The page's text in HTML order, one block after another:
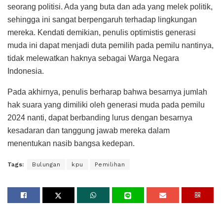
seorang politisi. Ada yang buta dan ada yang melek politik,
sehingga ini sangat berpengaruh terhadap lingkungan
mereka. Kendati demikian, penulis optimistis generasi
muda ini dapat menjadi duta pemilih pada pemilu nantinya,
tidak melewatkan haknya sebagai Warga Negara
Indonesia.
Pada akhirnya, penulis berharap bahwa besarnya jumlah
hak suara yang dimiliki oleh generasi muda pada pemilu
2024 nanti, dapat berbanding lurus dengan besarnya
kesadaran dan tanggung jawab mereka dalam
menentukan nasib bangsa kedepan.
Tags: Bulungan kpu Pemilihan